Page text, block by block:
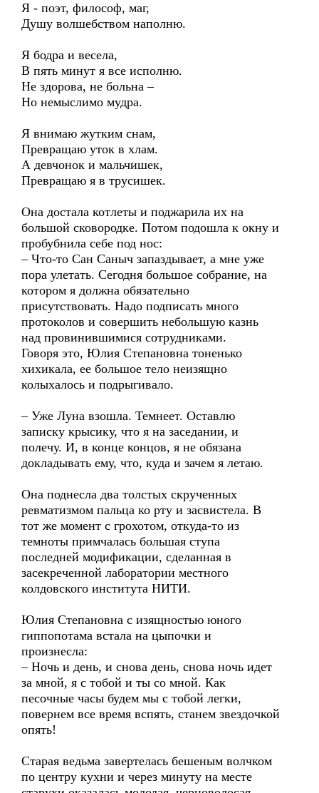
Я - поэт, философ, маг,
Душу волшебством наполню.
Я бодра и весела,
В пять минут я все исполню.
Не здорова, не больна –
Но немыслимо мудра.
Я внимаю жутким снам,
Превращаю уток в хлам.
А девчонок и мальчишек,
Превращаю я в трусишек.
Она достала котлеты и поджарила их на
большой сковородке. Потом подошла к окну и
пробубнила себе под нос:
– Что-то Сан Саныч запаздывает, а мне уже
пора улетать. Сегодня большое собрание, на
котором я должна обязательно
присутствовать. Надо подписать много
протоколов и совершить небольшую казнь
над провинившимися сотрудниками.
Говоря это, Юлия Степановна тоненько
хихикала, ее большое тело неизящно
колыхалось и подрыгивало.
– Уже Луна взошла. Темнеет. Оставлю
записку крысику, что я на заседании, и
полечу. И, в конце концов, я не обязана
докладывать ему, что, куда и зачем я летаю.
Она поднесла два толстых скрученных
ревматизмом пальца ко рту и засвистела. В
тот же момент с грохотом, откуда-то из
темноты примчалась большая ступа
последней модификации, сделанная в
засекреченной лаборатории местного
колдовского института НИТИ.
Юлия Степановна с изящностью юного
гиппопотама встала на цыпочки и
произнесла:
– Ночь и день, и снова день, снова ночь идет
за мной, я с тобой и ты со мной. Как
песочные часы будем мы с тобой легки,
повернем все время вспять, станем звездочкой
опять!
Старая ведьма завертелась бешеным волчком
по центру кухни и через минуту на месте